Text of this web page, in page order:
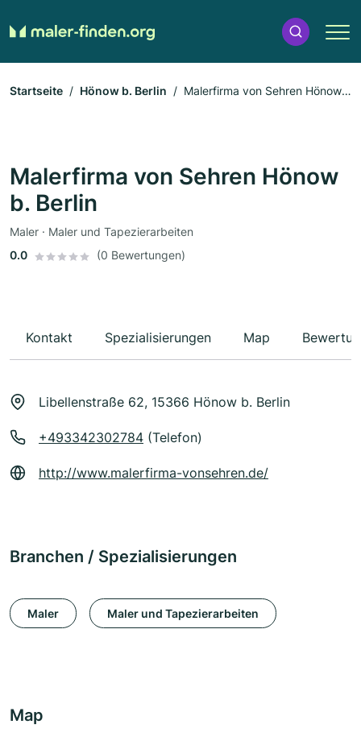
Startseite Hönow b. Berlin
Malerfirma von Sehren Hönow
Malerfirma von Sehren Hönow
b. Berlin
Maler · Maler und Tapezierarbeiten
0.0
(0 Bewertungen)
Kontakt Spezialisierungen Map
Libellenstraße 62, 15366 Hönow b. Berlin
+493342302784 (Telefon)
http://www.malerfirma-vonsehren.de/
Branchen / Spezialisierungen
Maler Maler und Tapezierarbeiten
Map